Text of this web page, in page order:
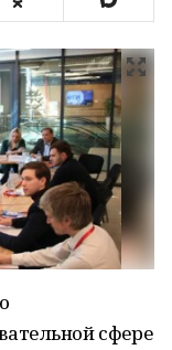
сфере